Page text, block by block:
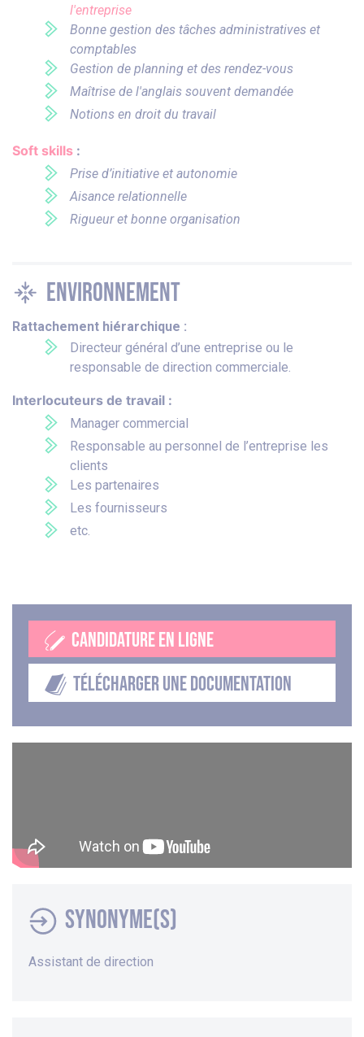
l'entreprise
Bonne gestion des tâches administratives et
comptables
Gestion de planning et des rendez-vous
Maîtrise de l'anglais souvent demandée
Notions en droit du travail
Soft skills :
Prise d’initiative et autonomie
Aisance relationnelle
Rigueur et bonne organisation
Environnement
Rattachement hiérarchique :
Directeur général d’une entreprise ou le
responsable de direction commerciale.
Interlocuteurs de travail :
Manager commercial
Responsable au personnel de l’entreprise les
clients
Les partenaires
Les fournisseurs
etc.
CANDIDATURE EN LIGNE
TÉLÉCHARGER UNE DOCUMENTATION
Synonyme(s)
Assistant de direction